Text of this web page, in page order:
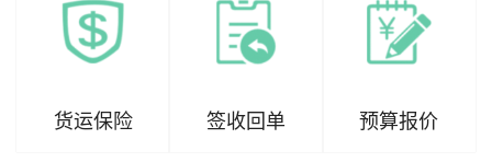
货运保险 签收回单 预算报价